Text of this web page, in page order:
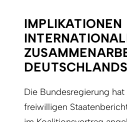
IMPLIKATIONEN
Die Bundesregierung
freiwilligen